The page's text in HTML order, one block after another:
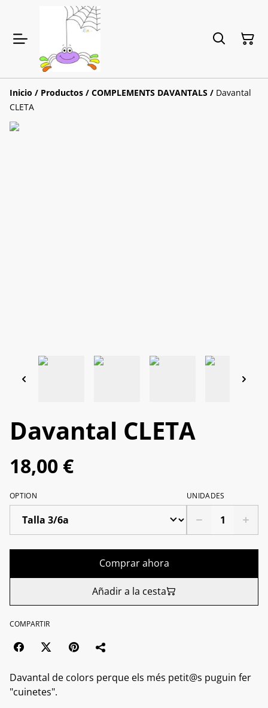
Inicio / Productos / COMPLEMENTS DAVANTALS / Davantal
CLETA
Davantal CLETA
18,00 €
OPTION UNIDADES
Comprar ahora
Añadir a la cesta
COMPARTIR
Davantal de colors perque els més petit@s puguin fer
"cuinetes".